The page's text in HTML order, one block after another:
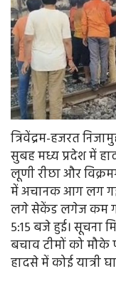
त्रिवेंद्रम-हजरत
सुबह मध्य प्रदेश में
लूणी रीछा और
में अचानक आग लग
लगे सेकेंड लगेज कम
5:15 बजे हुई। सूचना
बचाव टीमों को मौके
हादसे में कोई यात्री